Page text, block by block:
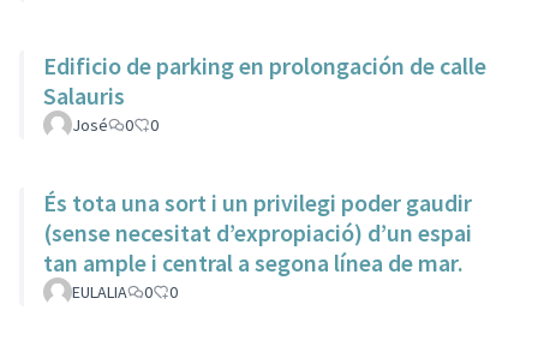
Edificio de parking en prolongación de calle
Salauris
José 0 0
És tota una sort i un privilegi poder gaudir
(sense necesitat d’expropiació) d’un espai
tan ample i central a segona línea de mar.
EULALIA 0 0